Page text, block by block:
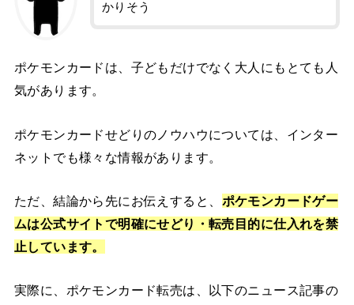
かりそう
ポケモンカードは、子どもだけでなく大人にもとても人
気があります。
ポケモンカードせどりのノウハウについては、インター
ネットでも様々な情報があります。
ただ、結論から先にお伝えすると、 ポケモンカードゲー
ムは公式サイトで明確にせどり・転売目的に仕入れを禁
止しています。
実際に、ポケモンカード転売は、以下のニュース記事の